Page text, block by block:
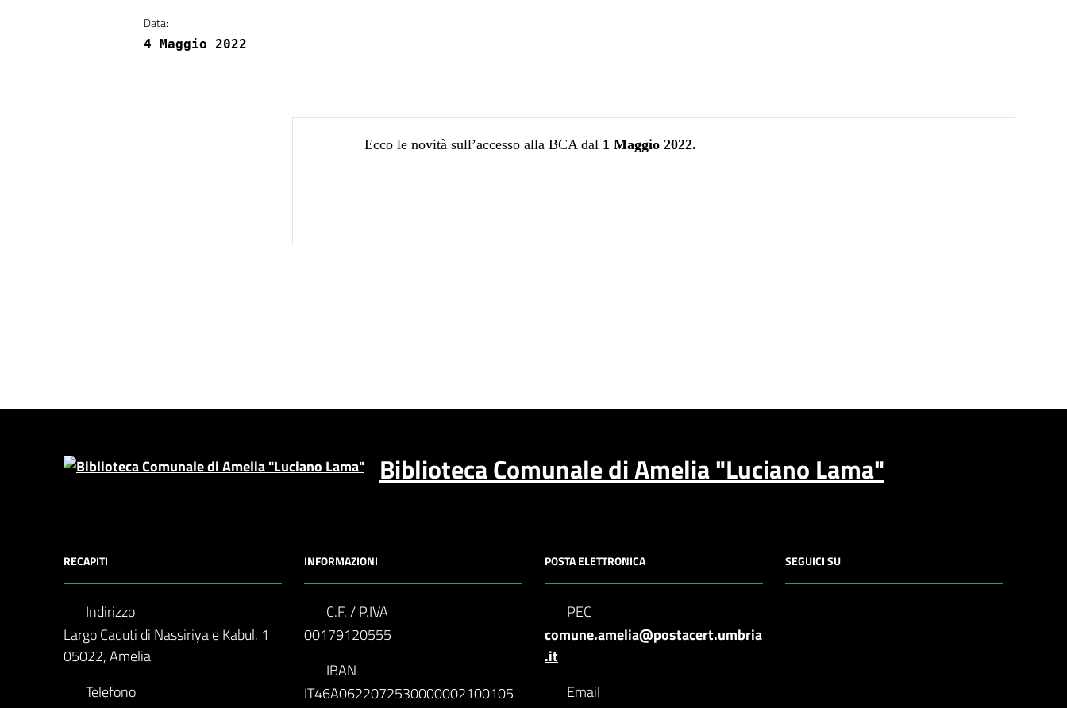
Data:
4 Maggio 2022
Ecco le novità sull’accesso alla BCA dal 1 Maggio 2022.
Biblioteca Comunale di Amelia "Luciano Lama"
RECAPITI
Indirizzo
Largo Caduti di Nassiriya e Kabul, 1
05022, Amelia
Telefono
INFORMAZIONI
C.F. / P.IVA
00179120555
IBAN
IT46A0622072530000002100105
POSTA ELETTRONICA
PEC
comune.amelia@postacert.umbria
.it
Email
SEGUICI SU